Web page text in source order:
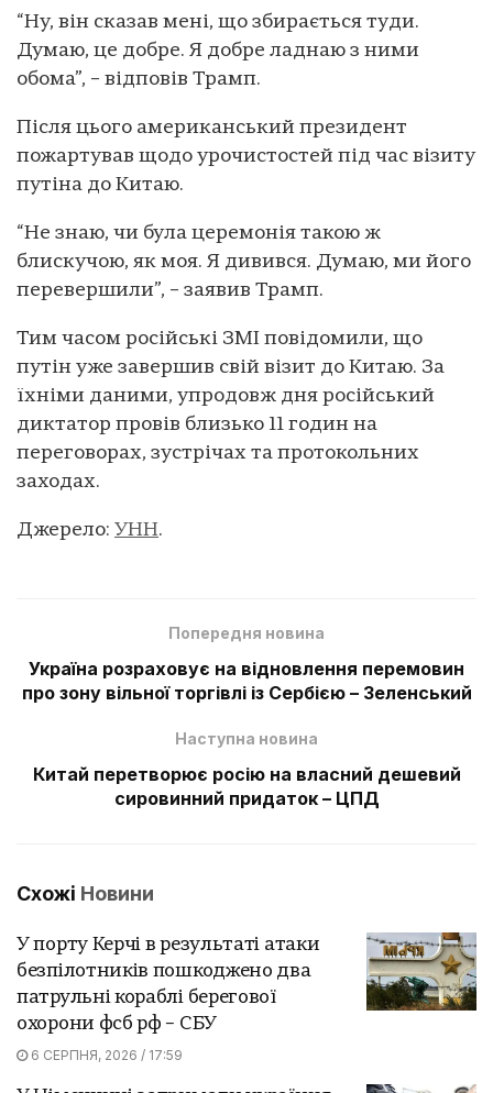
“Ну, він сказав мені, що збирається туди.
Думаю, це добре. Я добре ладнаю з ними
обома”, – відповів Трамп.
Після цього американський президент
пожартував щодо урочистостей під час візиту
путіна до Китаю.
“Не знаю, чи була церемонія такою ж
блискучою, як моя. Я дивився. Думаю, ми його
перевершили”, – заявив Трамп.
Тим часом російські ЗМІ повідомили, що
путін уже завершив свій візит до Китаю. За
їхніми даними, упродовж дня російський
диктатор провів близько 11 годин на
переговорах, зустрічах та протокольних
заходах.
Джерело: УНН.
Попередня новина
Україна розраховує на відновлення перемовин
про зону вільної торгівлі із Сербією – Зеленський
Наступна новина
Китай перетворює росію на власний дешевий
сировинний придаток – ЦПД
Схожі Новини
У порту Керчі в результаті атаки
безпілотників пошкоджено два
патрульні кораблі берегової
охорони фсб рф – СБУ
6 СЕРПНЯ, 2026 / 17:59